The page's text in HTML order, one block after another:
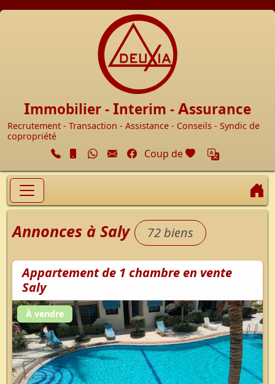
Immobilier -Interim -Assurance
Recrutement - Transaction - Assistance - Conseils - Syndic de
copropriété
Facebook
Coup de cœur
Annonces à Saly 72 biens
Appartement de 1 chambre en vente
Saly
À vendre